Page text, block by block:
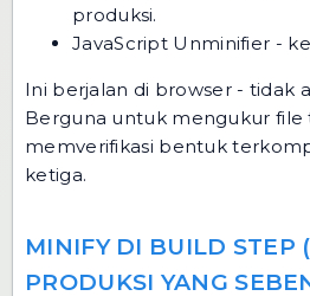
produksi.
JavaScript Unminifier -
Ini berjalan di browser - tidak
Berguna untuk mengukur
memverifikasi bentuk
ketiga.
MINIFY DI BUILD STEP
PRODUKSI YANG